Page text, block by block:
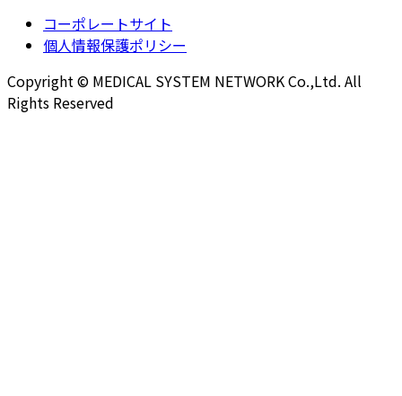
コーポレートサイト
個人情報保護ポリシー
Copyright © MEDICAL SYSTEM NETWORK Co.,Ltd. All
Rights Reserved